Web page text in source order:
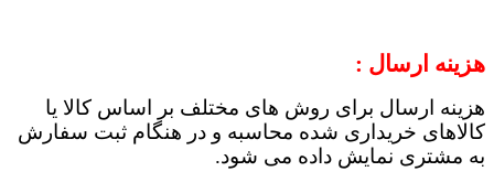
هزینه ارسال :
هزینه ارسال برای روش های مختلف بر اساس کالا یا
کالاهای خریداری شده محاسبه و در هنگام ثبت سفارش
به مشتری نمایش داده می شود.